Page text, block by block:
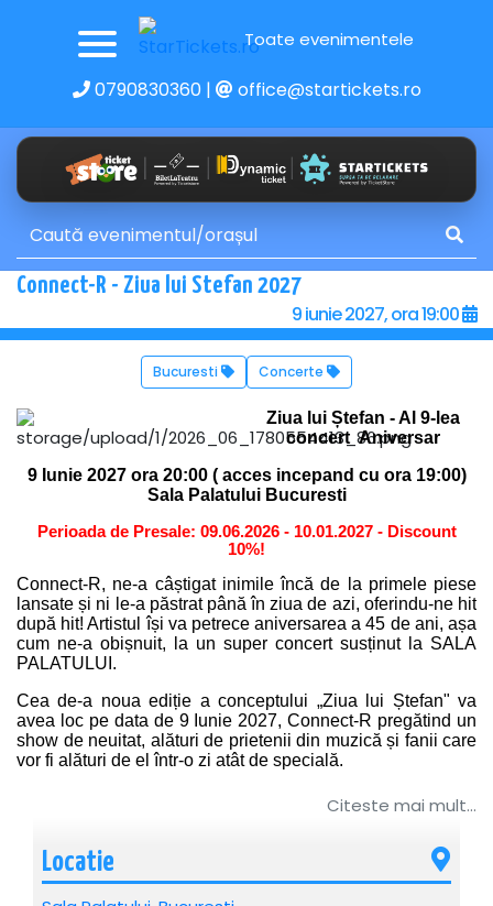
Toate evenimentele
0790830360| office@startickets.ro
Connect-R - Ziua lui Stefan 2027
9 iunie 2027, ora 19:00
Bucuresti Concerte
Ziua lui Ștefan - Al 9-lea
concert Aniversar
9 Iunie 2027 ora 20:00 ( acces incepand cu ora 19:00)
Sala Palatului Bucuresti
Perioada de Presale: 09.06.2026 - 10.01.2027 - Discount
10%!
Connect-R, ne-a câștigat inimile încă de la primele piese
lansate și ni le-a păstrat până în ziua de azi, oferindu-ne hit
după hit! Artistul își va petrece aniversarea a 45 de ani, așa
cum ne-a obișnuit, la un super concert susținut la SALA
PALATULUI.
Cea de-a noua ediție a conceptului „Ziua lui Ștefan" va
avea loc pe data de 9 Iunie 2027, Connect-R pregătind un
show de neuitat, alături de prietenii din muzică și fanii care
vor fi alături de el într-o zi atât de specială.
Colegii din breasla muzicală care vor urca pe scenă alături
ofera publicului in fiecare an, pentru toți fanii care își
doresc să îi fie alături artistului de ziua sa de naștere
sărbătorită printr-un concert grandios și fără precedent.
Citeste mai mult...
Locatie